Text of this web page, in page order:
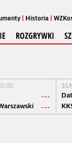
Historia
ROZGRYWKI
---
---